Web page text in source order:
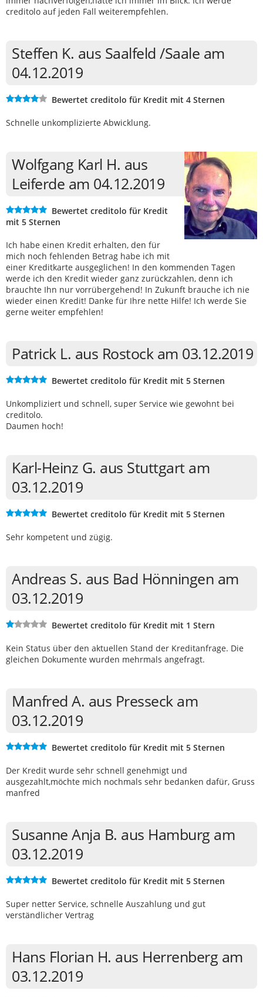
creditolo auf jeden Fall weiterempfehlen.
Steffen K. aus Saalfeld /Saale am
04.12.2019
Bewertet creditolo für Kredit mit 4 Sternen
Schnelle unkomplizierte Abwicklung.
Wolfgang Karl H. aus
Leiferde am 04.12.2019
Bewertet creditolo für Kredit
mit 5 Sternen
Ich habe einen Kredit erhalten, den für
mich noch fehlenden Betrag habe ich mit
einer Kreditkarte ausgeglichen! In den kommenden Tagen
werde ich den Kredit wieder ganz zurückzahlen, denn ich
brauchte Ihn nur vorrübergehend! In Zukunft brauche ich nie
wieder einen Kredit! Danke für Ihre nette Hilfe! Ich werde Sie
gerne weiter empfehlen!
Patrick L. aus Rostock am 03.12.2019
Bewertet creditolo für Kredit mit 5 Sternen
Unkompliziert und schnell, super Service wie gewohnt bei
creditolo.
Daumen hoch!
Karl-Heinz G. aus Stuttgart am
03.12.2019
Bewertet creditolo für Kredit mit 5 Sternen
Sehr kompetent und zügig.
Andreas S. aus Bad Hönningen am
03.12.2019
Bewertet creditolo für Kredit mit 1 Stern
Kein Status über den aktuellen Stand der Kreditanfrage. Die
gleichen Dokumente wurden mehrmals angefragt.
Manfred A. aus Presseck am
03.12.2019
Bewertet creditolo für Kredit mit 5 Sternen
Der Kredit wurde sehr schnell genehmigt und
ausgezahlt,möchte mich nochmals sehr bedanken dafür, Gruss
manfred
Susanne Anja B. aus Hamburg am
03.12.2019
Bewertet creditolo für Kredit mit 5 Sternen
Super netter Service, schnelle Auszahlung und gut
verständlicher Vertrag
Hans Florian H. aus Herrenberg am
03.12.2019